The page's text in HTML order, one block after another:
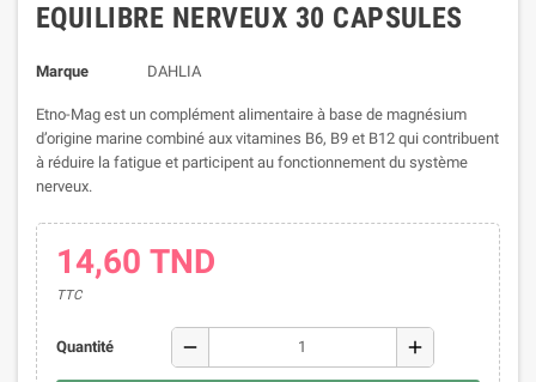
EQUILIBRE NERVEUX 30 CAPSULES
Marque DAHLIA
Etno-Mag est un complément alimentaire à base de magnésium
d’origine marine combiné aux vitamines B6, B9 et B12 qui contribuent
à réduire la fatigue et participent au fonctionnement du système
nerveux.
14,60 TND
TTC
Quantité remove add